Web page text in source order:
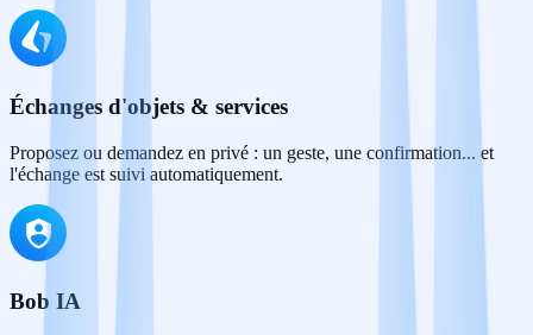
Échanges d'objets & services
Proposez ou demandez en privé : un geste, une confirmation... et
l'échange est suivi automatiquement.
Bob IA